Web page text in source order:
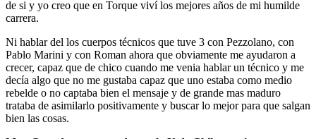
de si y yo creo que en Torque viví los mejores años de mi humilde
carrera.
Ni hablar del los cuerpos técnicos que tuve 3 con Pezzolano, con
Pablo Marini y con Roman ahora que obviamente me ayudaron a
crecer, capaz que de chico cuando me venia hablar un técnico y me
decía algo que no me gustaba capaz que uno estaba como medio
rebelde o no captaba bien el mensaje y de grande mas maduro
trataba de asimilarlo positivamente y buscar lo mejor para que salgan
bien las cosas.